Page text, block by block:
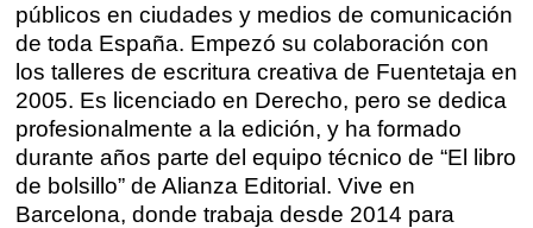
Zaragoza
Santander
Gijón
Palma
fuentetaja
Quiénes somos
Nuestra filosofía
Nuestro equipo
públicos en ciudades y medios de comunicación
de toda España. Empezó su colaboración con
los talleres de escritura creativa de Fuentetaja en
2005. Es licenciado en Derecho, pero se dedica
profesionalmente a la edición, y ha formado
durante años parte del equipo técnico de “El libro
de bolsillo” de Alianza Editorial. Vive en
Barcelona, donde trabaja desde 2014 para